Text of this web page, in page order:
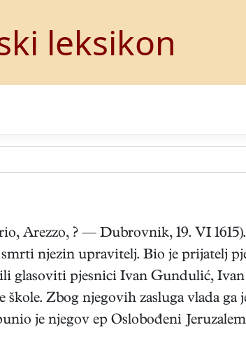
leksikon
Arezzo, ? — Dubrovnik, 19. VI
smrti njezin upravitelj. Bio je prijatelj
glasoviti pjesnici Ivan Gundulić,
Zbog njegovih zasluga vlada ga
je njegov ep Oslobođeni